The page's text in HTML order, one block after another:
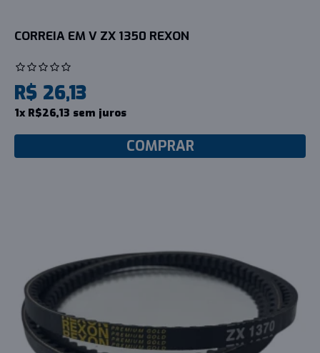
CORREIA EM V ZX 1350 REXON
R$ 26,13
1x R$26,13 sem juros
COMPRAR